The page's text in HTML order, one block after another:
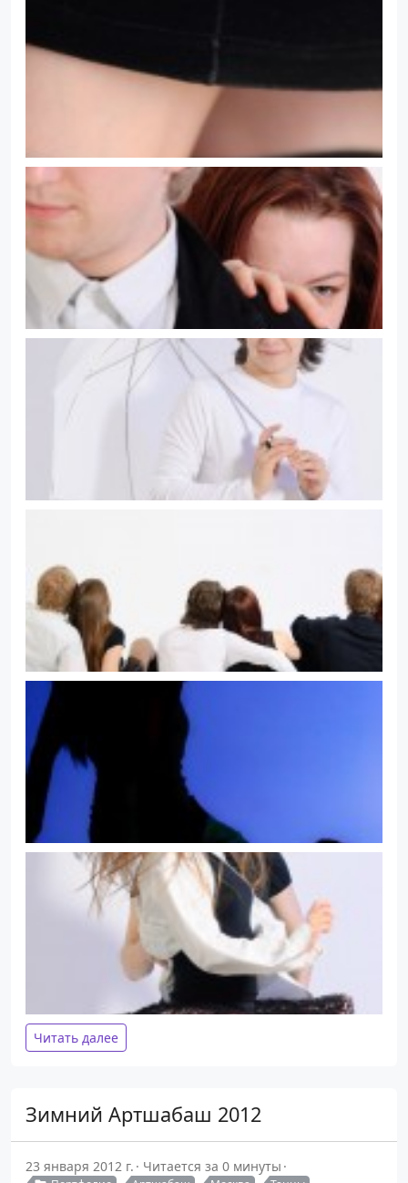
Читать далее
Зимний Артшабаш 2012
23 января 2012 г. Читается за 0 минуты